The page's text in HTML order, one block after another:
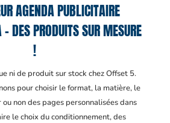
AGENDA PUBLICITAIRE
DES PRODUITS SUR MESURE
!
ni de produit sur stock chez Offset 5.
pour choisir le format, la matière, le
non des pages personnalisées dans
le choix du conditionnement, des